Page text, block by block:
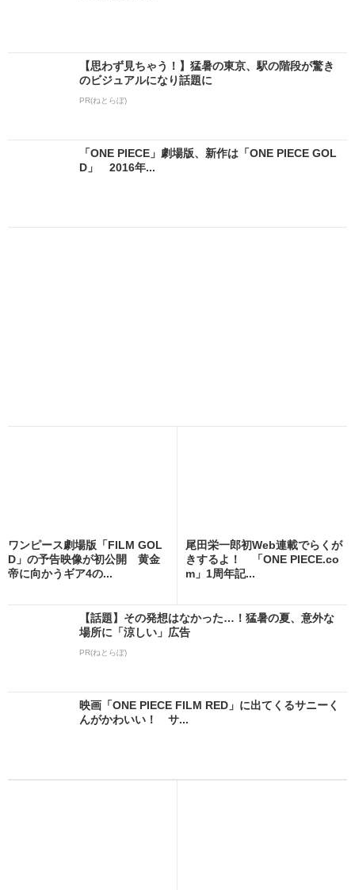
【思わず見ちゃう！】猛暑の東京、駅の階段が驚き
のビジュアルになり話題に
PR(ねとらぼ)
「ONE PIECE」劇場版、新作は「ONE PIECE GOL
D」 2016年...
ワンピース劇場版「FILM GOL
D」の予告映像が初公開 黄金
帝に向かうギア4の...
尾田栄一郎初Web連載でらくが
きするよ！ 「ONE PIECE.co
m」1周年記...
【話題】その発想はなかった…！猛暑の夏、意外な
場所に「涼しい」広告
PR(ねとらぼ)
映画「ONE PIECE FILM RED」に出てくるサニーく
んがかわいい！ サ...